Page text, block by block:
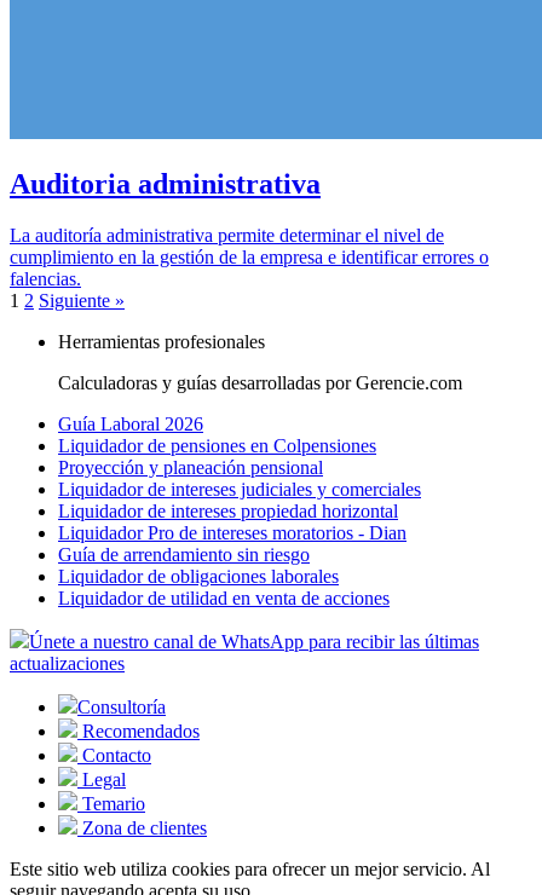
Auditoria administrativa
La auditoría administrativa permite determinar el nivel de
cumplimiento en la gestión de la empresa e identificar errores o
falencias.
1 2 Siguiente »
Herramientas profesionales
Calculadoras y guías desarrolladas por Gerencie.com
Guía Laboral 2026
Liquidador de pensiones en Colpensiones
Proyección y planeación pensional
Liquidador de intereses judiciales y comerciales
Liquidador de intereses propiedad horizontal
Liquidador Pro de intereses moratorios - Dian
Guía de arrendamiento sin riesgo
Liquidador de obligaciones laborales
Liquidador de utilidad en venta de acciones
Únete a nuestro canal de WhatsApp para recibir las últimas
actualizaciones
Consultoría
Recomendados
Contacto
Legal
Temario
Zona de clientes
Este sitio web utiliza cookies para ofrecer un mejor servicio. Al
seguir navegando acepta su uso.